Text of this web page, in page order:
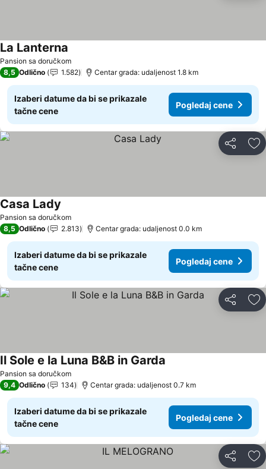
Pansion sa doručkom
La Lanterna
8,5 Odlično 1.582 Centar grada: udaljenost 1.8 km
Izaberi datume da bi se prikazale
tačne cene
Pogledaj cene
Deli
Pansion sa doručkom
Casa Lady
8,5 Odlično 2.813 Centar grada: udaljenost 0.0 km
Izaberi datume da bi se prikazale
tačne cene
Pogledaj cene
Deli
Pansion sa doručkom
Il Sole e la Luna B&B in Garda
9,4 Odlično 134 Centar grada: udaljenost 0.7 km
Izaberi datume da bi se prikazale
tačne cene
Pogledaj cene
Deli